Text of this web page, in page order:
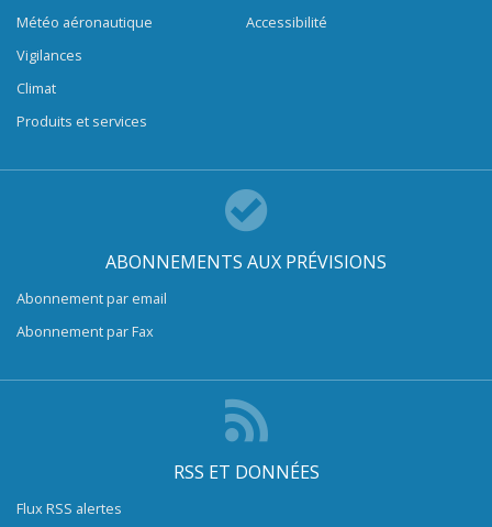
Météo aéronautique
Vigilances
Climat
Produits et services
Accessibilité
ABONNEMENTS AUX PRÉVISIONS
Abonnement par email
Abonnement par Fax
RSS ET DONNÉES
Flux RSS alertes